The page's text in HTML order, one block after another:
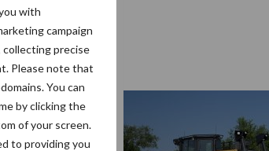
with
campaign
collecting precise
Please note that
You can
by clicking the
of your screen.
to providing you